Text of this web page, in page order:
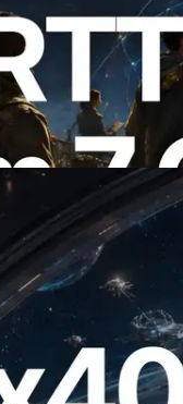
Slot API
API